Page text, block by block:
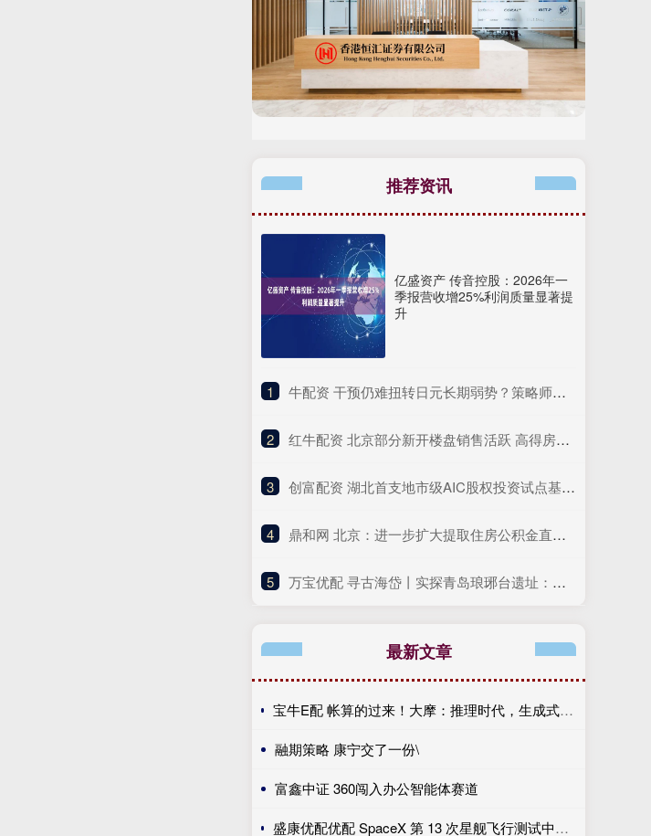
推荐资讯
亿盛资产 传音控股：2026年一
季报营收增25%利润质量显著提
升
1 ​牛配资 干预仍难扭转日元长期弱势？策略师详解日元走势逻辑
2 ​红牛配资 北京部分新开楼盘销售活跃 高得房率“好房子”受青睐
3 ​创富配资 湖北首支地市级AIC股权投资试点基金落地鄂州
4 ​鼎和网 北京：进一步扩大提取住房公积金直付房租试点范围 可“按季直付”
5 ​万宝优配 寻古海岱丨实探青岛琅琊台遗址：寻找秦始皇遗迹，夔龙纹建筑构件华美耀眼
最新文章
宝牛E配 帐算的过来！大摩：推理时代，生成式AI资本回报率或达25-50%
融期策略 康宁交了一份\
富鑫中证 360闯入办公智能体赛道
盛康优配优配 SpaceX 第 13 次星舰飞行测试中止, 画面显示 4 个引擎未点火